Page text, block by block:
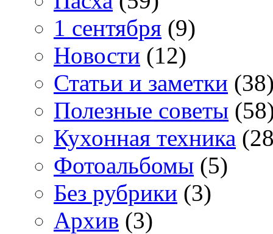
1 сентября (9)
Новости (12)
Статьи и заметки
Полезные советы
Кухонная техника
Фотоальбомы (5)
Без рубрики (3)
Архив (3)